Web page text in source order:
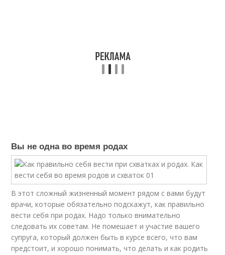
Вы не одна во время родах
В этот сложный жизненный момент рядом с вами будут
врачи, которые обязательно подскажут, как правильно
вести себя при родах. Надо только внимательно
следовать их советам. Не помешает и участие вашего
супруга, который должен быть в курсе всего, что вам
предстоит, и хорошо понимать, что делать и как родить